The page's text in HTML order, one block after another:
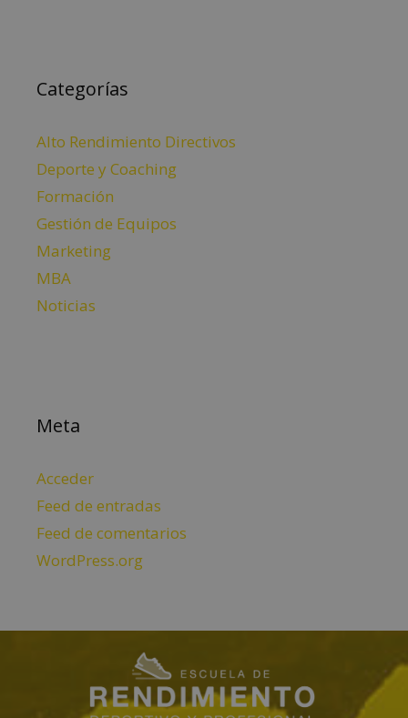
Categorías
Alto Rendimiento Directivos
Deporte y Coaching
Formación
Gestión de Equipos
Marketing
MBA
Noticias
Meta
Acceder
Feed de entradas
Feed de comentarios
WordPress.org